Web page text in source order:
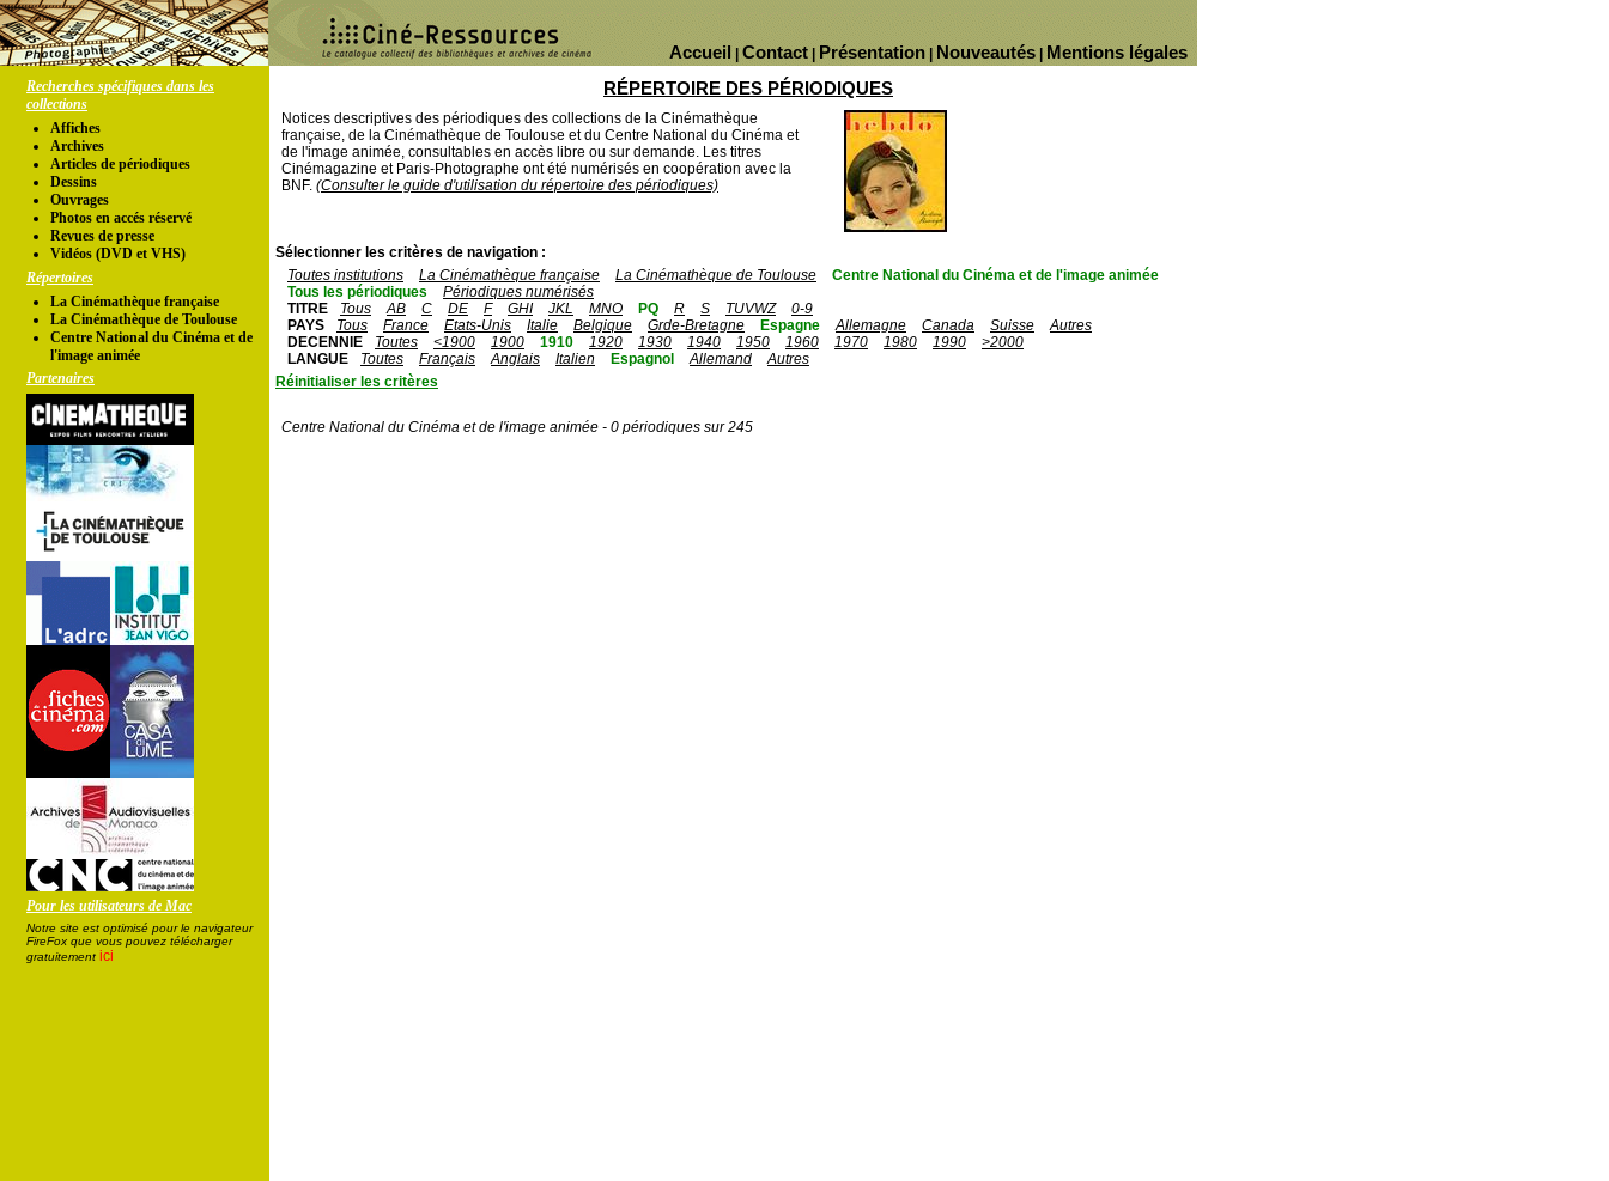
Mentions légales
Nouveautés
Présentation
Contact
Accueil
Recherches spécifiques dans les
collections
Affiches
Archives
Articles de périodiques
Dessins
Ouvrages
Photos en accés réservé
Revues de presse
Vidéos (DVD et VHS)
Répertoires
La Cinémathèque française
La Cinémathèque de Toulouse
Centre National du Cinéma et de
l'image animée
Partenaires
Pour les utilisateurs de Mac
Notre site est optimisé pour le navigateur
FireFox que vous pouvez télécharger
gratuitement ici
RÉPERTOIRE DES PÉRIODIQUES
Notices descriptives des périodiques des collections de la Cinémathèque
française, de la Cinémathèque de Toulouse et du Centre National du Cinéma et
de l'image animée, consultables en accès libre ou sur demande. Les titres
Cinémagazine et Paris-Photographe ont été numérisés en coopération avec la
BNF. (Consulter le guide d'utilisation du répertoire des périodiques)
Sélectionner les critères de navigation :
Toutes institutions
La Cinémathèque française La Cinémathèque de Toulouse
Centre National du Cinéma et de l'image animée
Tous les périodiques
Périodiques numérisés
TITRE
Tous AB C DE F GHI JKL MNO PQ R S TUVWZ
0-9
PAYS
Tous France Etats-Unis Italie Belgique Grde-Bretagne Espagne Allemagne Canada Suisse
Autres
DECENNIE
Toutes <1900 1900 1910 1920 1930 1940 1950 1960 1970 1980 1990
>2000
LANGUE
Toutes Français Anglais Italien Espagnol Allemand
Autres
Réinitialiser les critères
Centre National du Cinéma et de l'image animée - 0 périodiques sur 245